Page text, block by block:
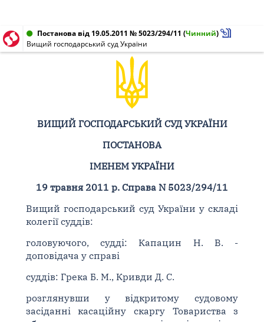
Постанова від 19.05.2011 № 5023/294/11 (Чинний)
Вищий господарський суд України
ВИЩИЙ ГОСПОДАРСЬКИЙ СУД УКРАЇНИ
ПОСТАНОВА
ІМЕНЕМ УКРАЇНИ
19 травня 2011 р. Справа N 5023/294/11
Вищий господарський суд України у складі
колегії суддів:
головуючого, судді: Капацин Н. В. -
доповідача у справі
суддів: Грека Б. М., Кривди Д. С.
розглянувши у відкритому судовому
засіданні касаційну скаргу Товариства з